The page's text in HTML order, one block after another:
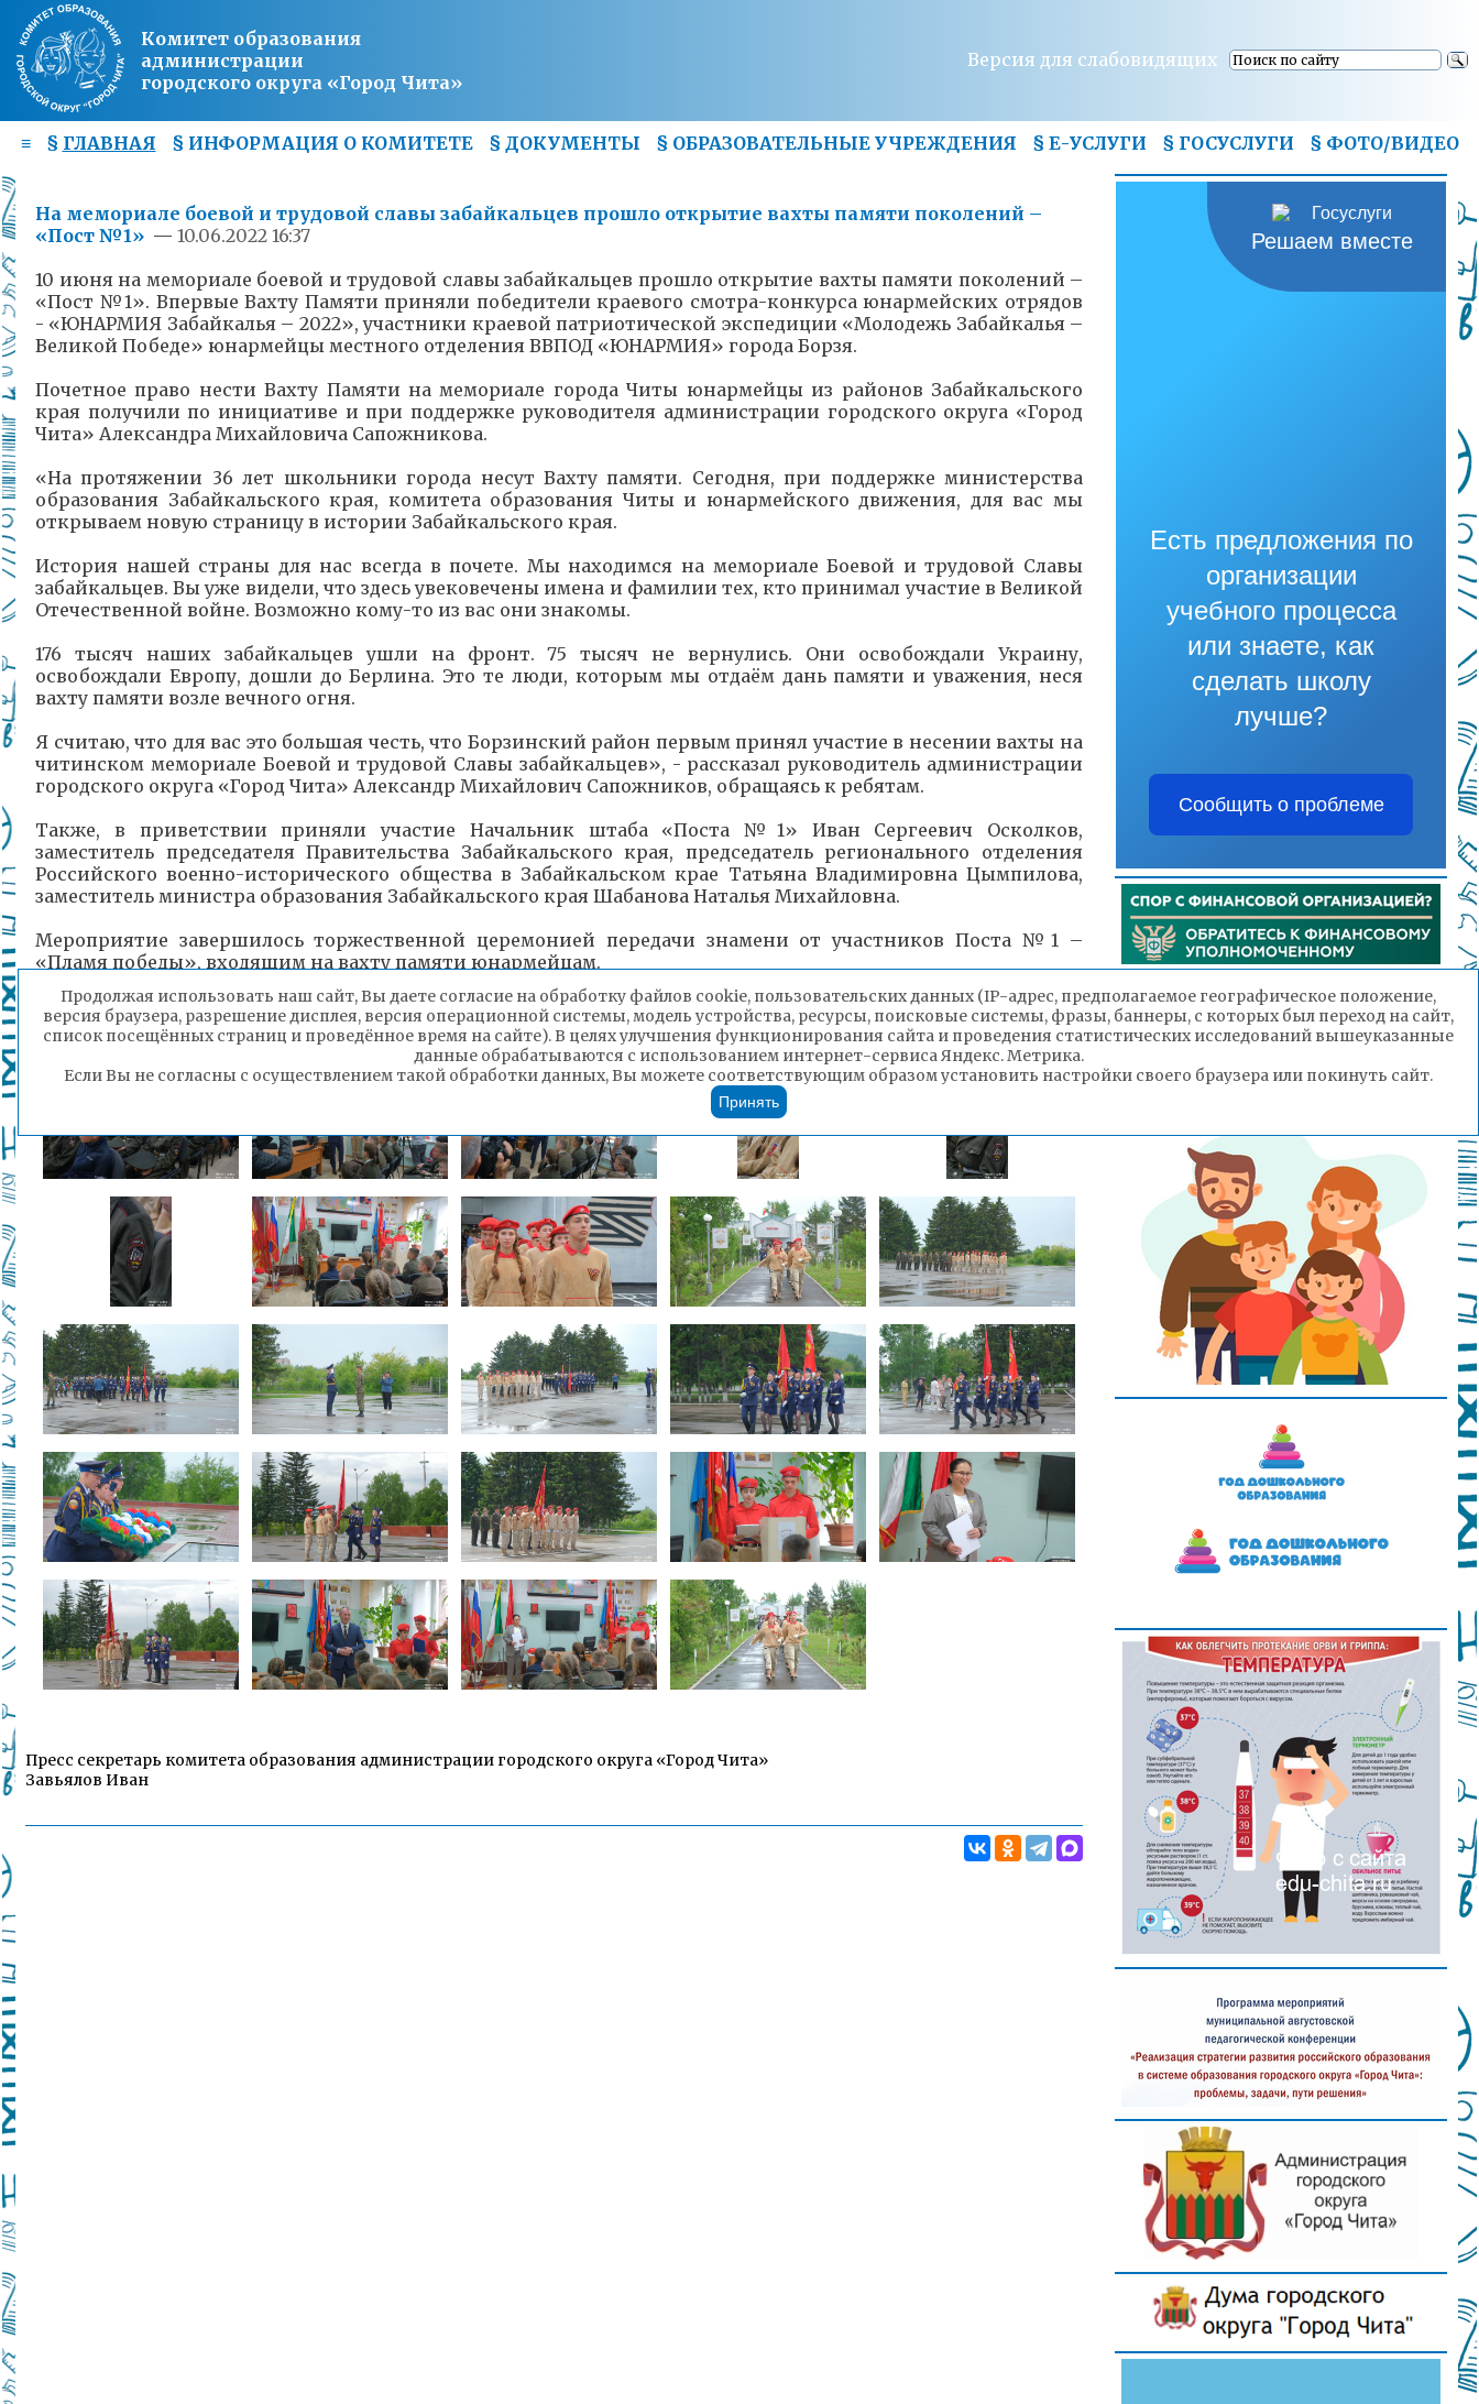
Комитет образования
администрации
городского округа «Город Чита»
Версия для слабовидящих
≡ § ГЛАВНАЯ § ИНФОРМАЦИЯ О КОМИТЕТЕ § ДОКУМЕНТЫ § ОБРАЗОВАТЕЛЬНЫЕ УЧРЕЖДЕНИЯ § Е-УСЛУГИ § ГОСУСЛУГИ § ФОТО/ВИДЕО
На мемориале боевой и трудовой славы забайкальцев прошло открытие вахты памяти поколений –
«Пост №1» — 10.06.2022 16:37
10 июня на мемориале боевой и трудовой славы забайкальцев прошло открытие вахты памяти поколений –
«Пост №1». Впервые Вахту Памяти приняли победители краевого смотра-конкурса юнармейских отрядов
- «ЮНАРМИЯ Забайкалья – 2022», участники краевой патриотической экспедиции «Молодежь Забайкалья –
Великой Победе» юнармейцы местного отделения ВВПОД «ЮНАРМИЯ» города Борзя.
Почетное право нести Вахту Памяти на мемориале города Читы юнармейцы из районов Забайкальского
края получили по инициативе и при поддержке руководителя администрации городского округа «Город
Чита» Александра Михайловича Сапожникова.
«На протяжении 36 лет школьники города несут Вахту памяти. Сегодня, при поддержке министерства
образования Забайкальского края, комитета образования Читы и юнармейского движения, для вас мы
открываем новую страницу в истории Забайкальского края.
История нашей страны для нас всегда в почете. Мы находимся на мемориале Боевой и трудовой Славы
забайкальцев. Вы уже видели, что здесь увековечены имена и фамилии тех, кто принимал участие в Великой
Отечественной войне. Возможно кому-то из вас они знакомы.
176 тысяч наших забайкальцев ушли на фронт. 75 тысяч не вернулись. Они освобождали Украину,
освобождали Европу, дошли до Берлина. Это те люди, которым мы отдаём дань памяти и уважения, неся
вахту памяти возле вечного огня.
Я считаю, что для вас это большая честь, что Борзинский район первым принял участие в несении вахты на
читинском мемориале Боевой и трудовой Славы забайкальцев», - рассказал руководитель администрации
городского округа «Город Чита» Александр Михайлович Сапожников, обращаясь к ребятам.
Также, в приветствии приняли участие Начальник штаба «Поста №1» Иван Сергеевич Осколков,
заместитель председателя Правительства Забайкальского края, председатель регионального отделения
Российского военно-исторического общества в Забайкальском крае Татьяна Владимировна Цымпилова,
заместитель министра образования Забайкальского края Шабанова Наталья Михайловна.
Мероприятие завершилось торжественной церемонией передачи знамени от участников Поста №1 –
«Пламя победы», входящим на вахту памяти юнармейцам.
В течение 6 дней участников Борзинского юнармейского движения ждёт насыщенная программа.
Включающая множество мероприятий патриотической направленности.
Пресс секретарь комитета образования администрации городского округа «Город Чита»
Завьялов Иван
Решаем вместе
Есть предложения по
организации
учебного процесса
или знаете, как
сделать школу
лучше?
Сообщить о проблеме
Продолжая использовать наш сайт, Вы даете согласие на обработку файлов cookie, пользовательских данных (IP-адрес, предполагаемое географическое положение,
версия браузера, разрешение дисплея, версия операционной системы, модель устройства, ресурсы, поисковые системы, фразы, баннеры, с которых был переход на сайт,
список посещённых страниц и проведённое время на сайте). В целях улучшения функционирования сайта и проведения статистических исследований вышеуказанные
данные обрабатываются с использованием интернет-сервиса Яндекс. Метрика.
Если Вы не согласны с осуществлением такой обработки данных, Вы можете соответствующим образом установить настройки своего браузера или покинуть сайт.
Принять